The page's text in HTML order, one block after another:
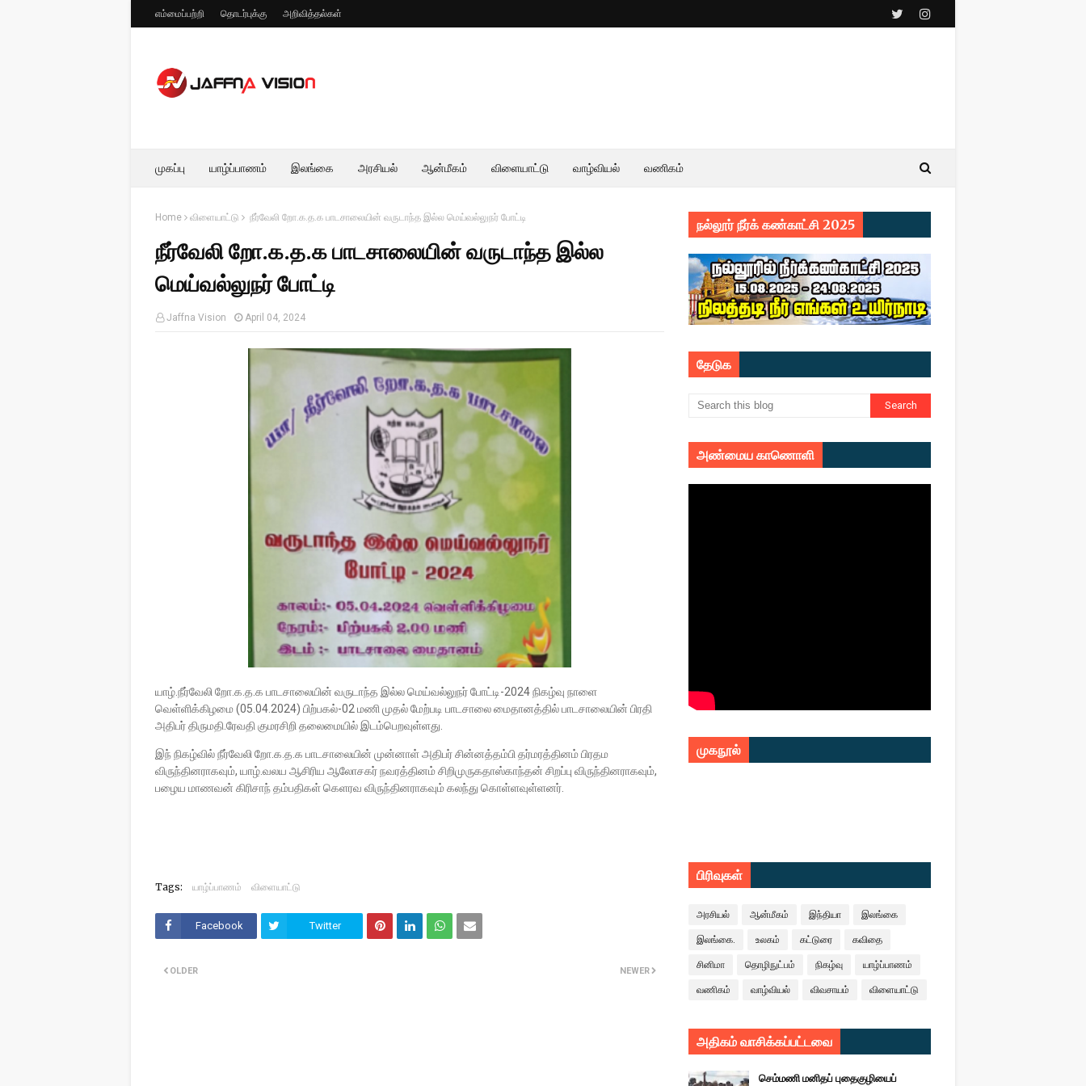
எம்மைப்பற்றி தொடர்புக்கு அறிவித்தல்கள்
முகப்பு யாழ்ப்பாணம் இலங்கை அரசியல் ஆன்மீகம் விளையாட்டு வாழ்வியல் வணிகம்
Home விளையாட்டு நீர்வேலி றோ.க.த.க பாடசாலையின் வருடாந்த இல்ல மெய்வல்லுநர் போட்டி
நீர்வேலி றோ.க.த.க பாடசாலையின் வருடாந்த இல்ல
மெய்வல்லுநர் போட்டி
Jaffna Vision April 04, 2024
யாழ்.நீர்வேலி றோ.க.த.க பாடசாலையின் வருடாந்த இல்ல மெய்வல்லுநர் போட்டி-2024 நிகழ்வு நாளை
வெள்ளிக்கிழமை (05.04.2024) பிற்பகல்-02 மணி முதல் மேற்படி பாடசாலை மைதானத்தில் பாடசாலையின் பிரதி
அதிபர் திருமதி.ரேவதி குமரசிறி தலைமையில் இடம்பெறவுள்ளது.
இந் நிகழ்வில் நீர்வேலி றோ.க.த.க பாடசாலையின் முன்னாள் அதிபர் சின்னத்தம்பி தர்மரத்தினம் பிரதம
விருந்தினராகவும், யாழ்.வலய ஆசிரிய ஆலோசகர் நவரத்தினம் சிறிமுருகதாஸ்காந்தன் சிறப்பு விருந்தினராகவும்,
பழைய மாணவன் கிரிசாந் தம்பதிகள் கெளரவ விருந்தினராகவும் கலந்து கொள்ளவுள்ளனர்.
Tags: யாழ்ப்பாணம் விளையாட்டு
Facebook Twitter
NEWER
OLDER
நல்லூர் நீர்க் கண்காட்சி 2025
தேடுக
அண்மைய காணொளி
முகநூல்
பிரிவுகள்
அரசியல் ஆன்மீகம் இந்தியா இலங்கை
இலங்கை. உலகம் கட்டுரை கவிதை
சினிமா தொழிநுட்பம் நிகழ்வு யாழ்ப்பாணம்
வணிகம் வாழ்வியல் விவசாயம் விளையாட்டு
அதிகம் வாசிக்கப்பட்டவை
செம்மணி மனிதப் புதைகுழியைப்